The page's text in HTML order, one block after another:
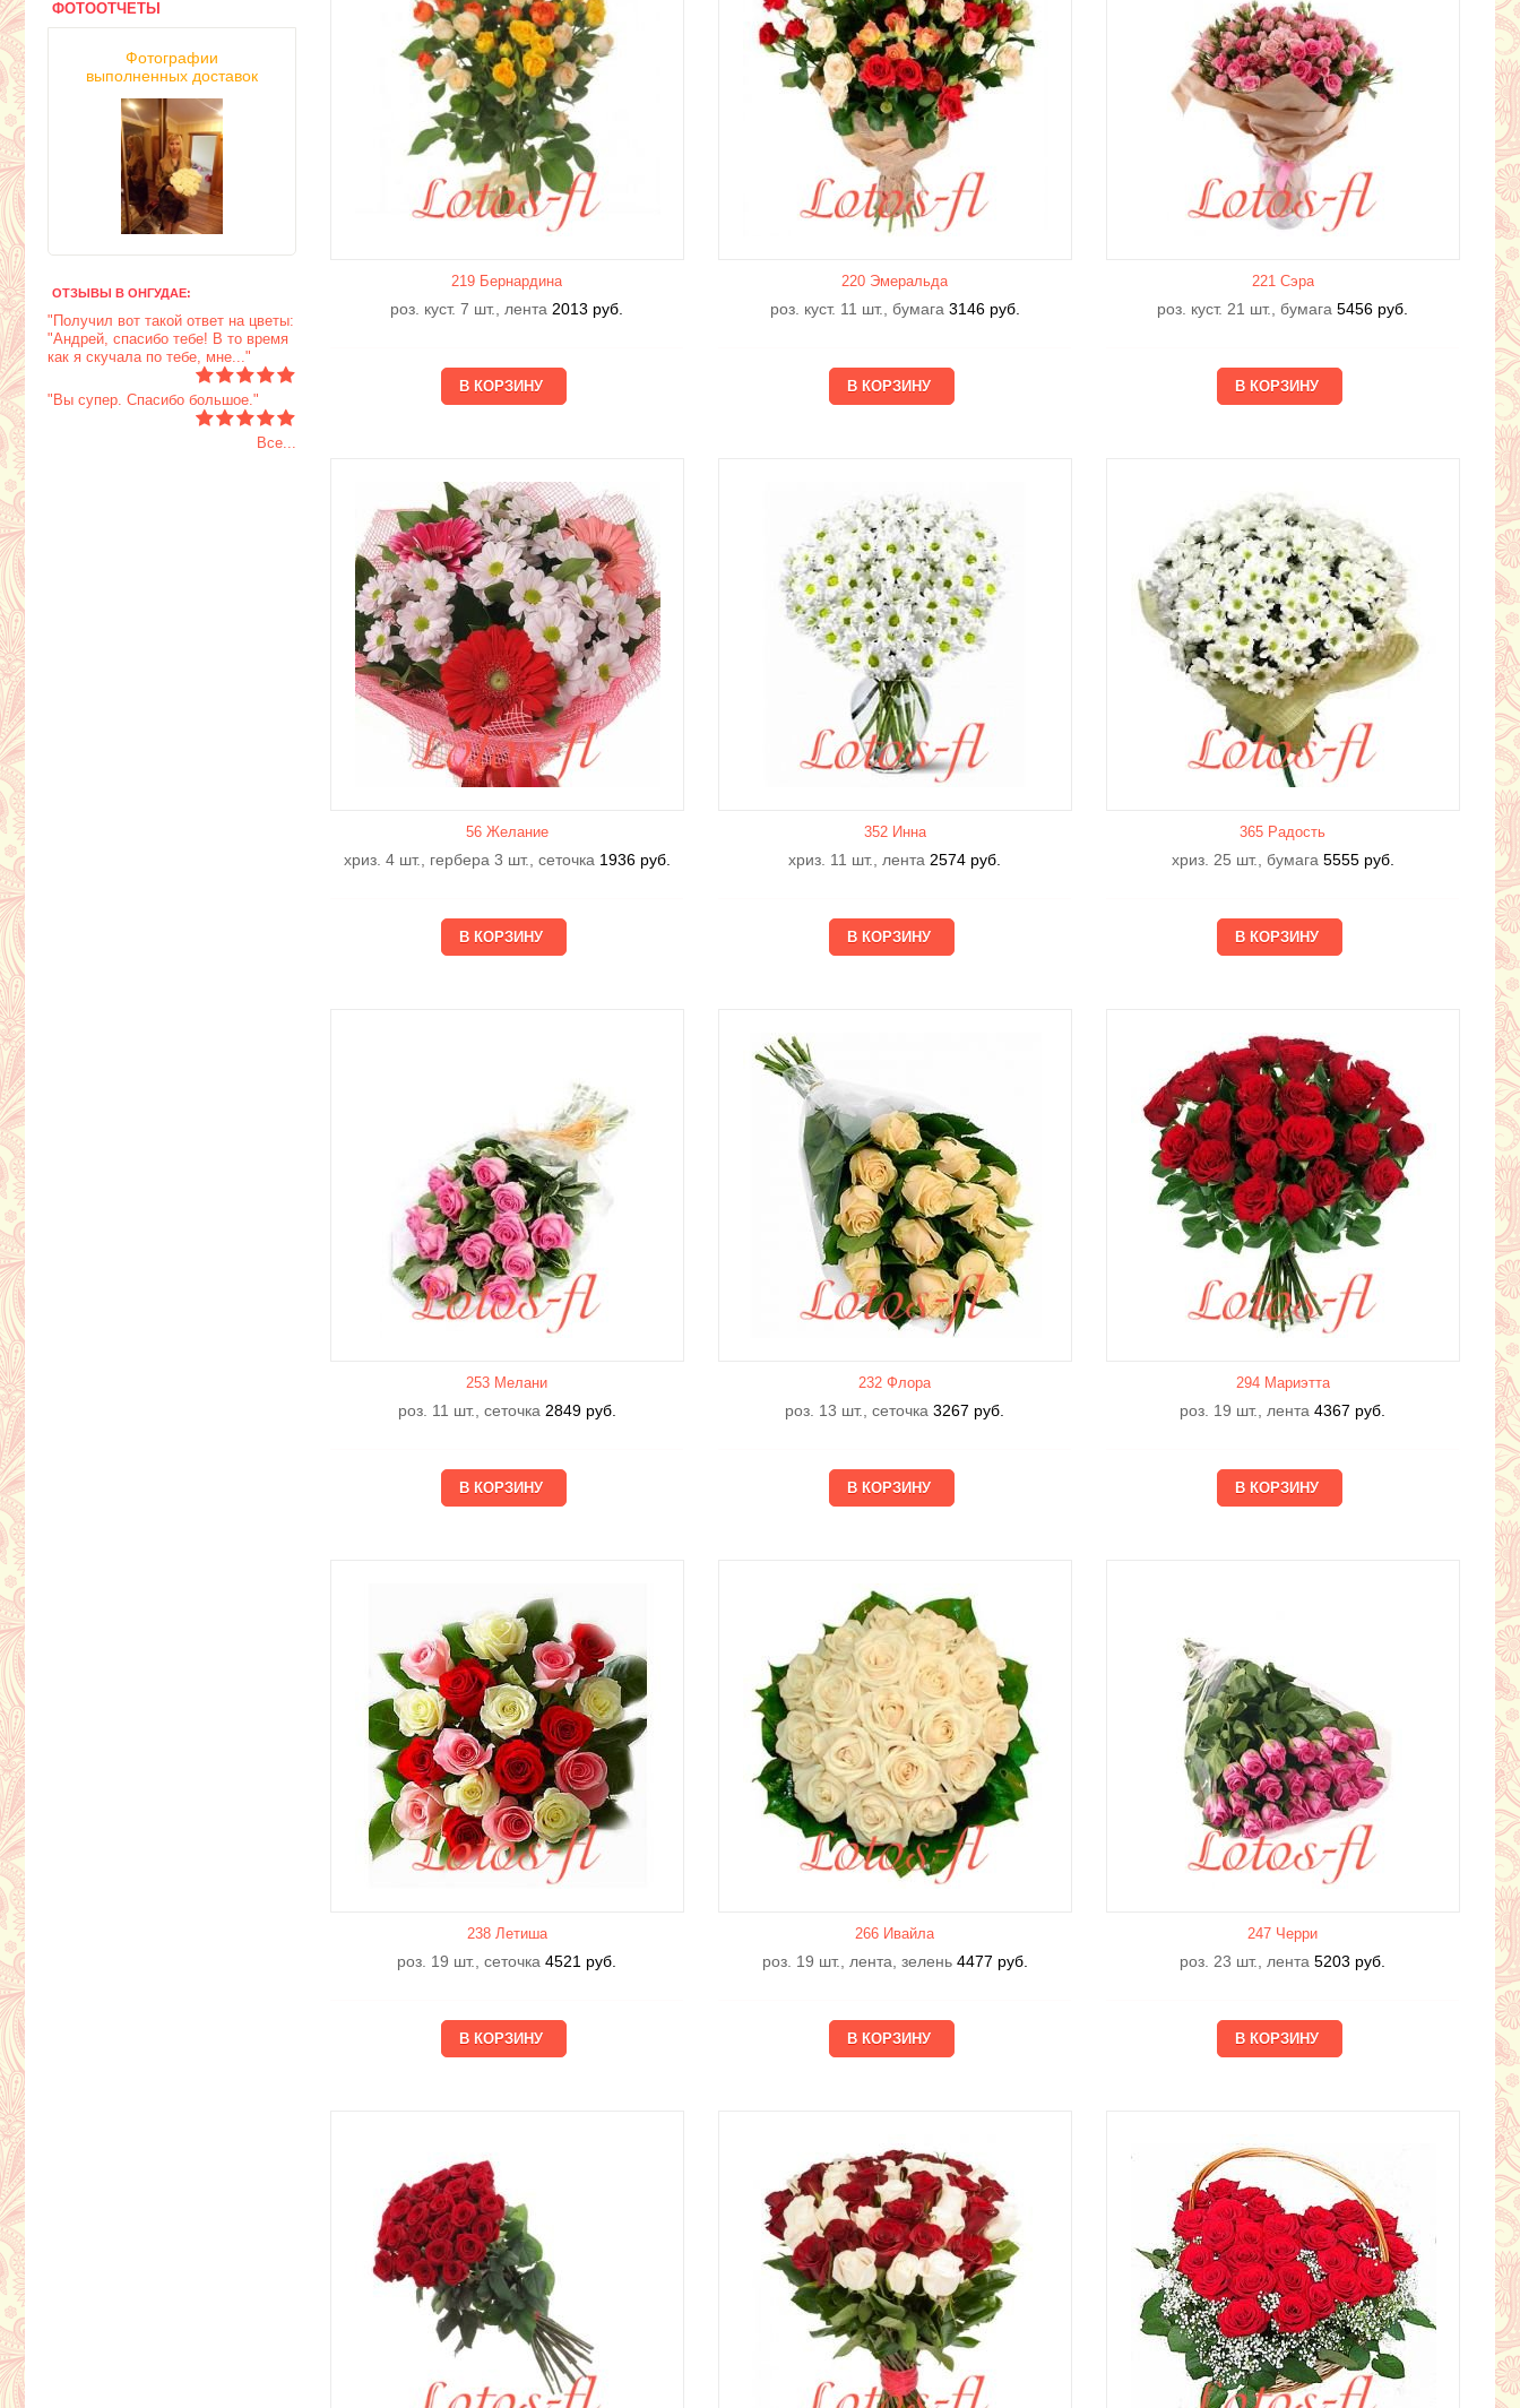
ФОТООТЧЕТЫ
Фотографии
выполненных доставок
ОТЗЫВЫ В ОНГУДАЕ:
"Получил вот такой ответ на цветы:
"Андрей, спасибо тебе! В то время
как я скучала по тебе, мне..."
"Вы супер. Спасибо большое."
Все...
219 Бернардина
роз. куст. 7 шт., лента 2013 руб.
220 Эмеральда
роз. куст. 11 шт., бумага 3146 руб.
221 Сэра
роз. куст. 21 шт., бумага 5456 руб.
56 Желание
хриз. 4 шт., гербера 3 шт., сеточка 1936 руб.
352 Инна
хриз. 11 шт., лента 2574 руб.
365 Радость
хриз. 25 шт., бумага 5555 руб.
253 Мелани
роз. 11 шт., сеточка 2849 руб.
232 Флора
роз. 13 шт., сеточка 3267 руб.
294 Мариэтта
роз. 19 шт., лента 4367 руб.
238 Летишa
роз. 19 шт., сеточка 4521 руб.
266 Ивайла
роз. 19 шт., лента, зелень 4477 руб.
247 Черри
роз. 23 шт., лента 5203 руб.